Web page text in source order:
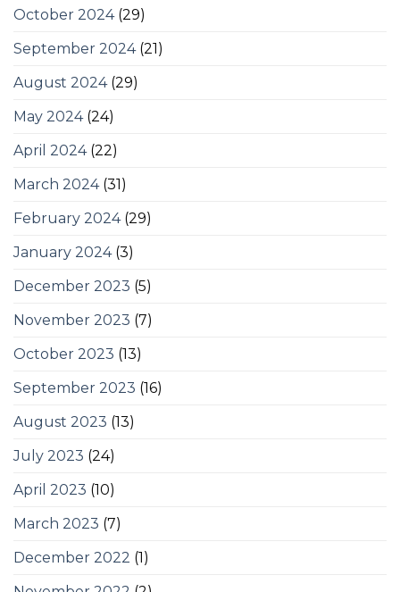
October 2024(29)
September 2024(21)
August 2024(29)
May 2024(24)
April 2024(22)
March 2024(31)
February 2024(29)
January 2024(3)
December 2023 (5)
November 2023 (7)
October 2023 (13)
September 2023 (16)
August 2023 (13)
July 2023 (24)
April 2023 (10)
March 2023 (7)
December 2022 (1)